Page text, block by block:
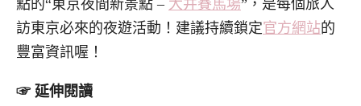
點的“東京夜間新景點 – 大井賽馬場”，是每個旅人
訪東京必來的夜遊活動！建議持續鎖定官方網站的
豐富資訊喔！
☞ 延伸閱讀